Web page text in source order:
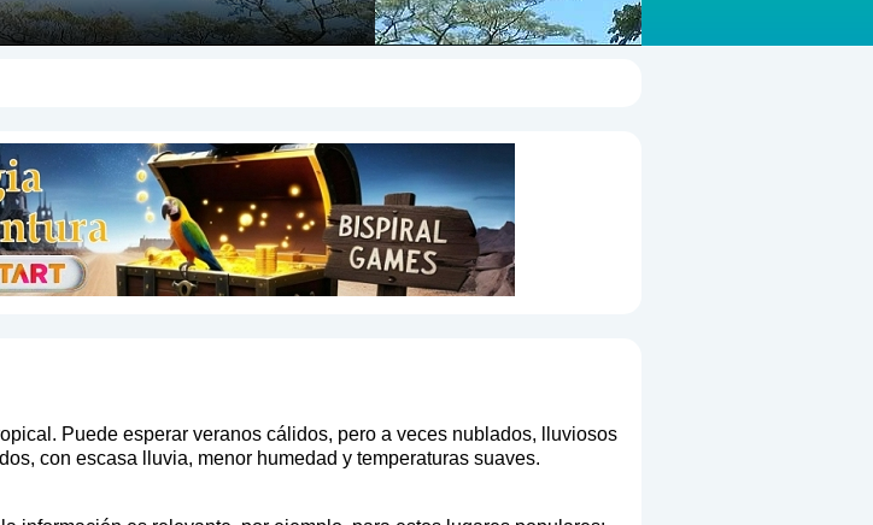
Puede esperar veranos cálidos, pero a veces nublados, lluviosos
con escasa lluvia, menor humedad y temperaturas suaves.